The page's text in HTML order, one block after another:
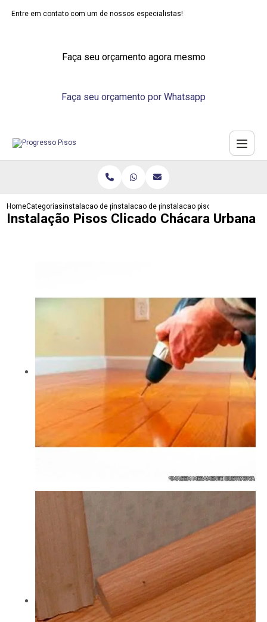
Entre em contato com um de nossos especialistas!
Faça seu orçamento agora mesmo
Faça seu orçamento por Whatsapp
HomeCategoriasinstalacao de pisosinstalacao de piso de madeira
instalacao pisos clicado
Instalação Pisos Clicado Chácara Urbana